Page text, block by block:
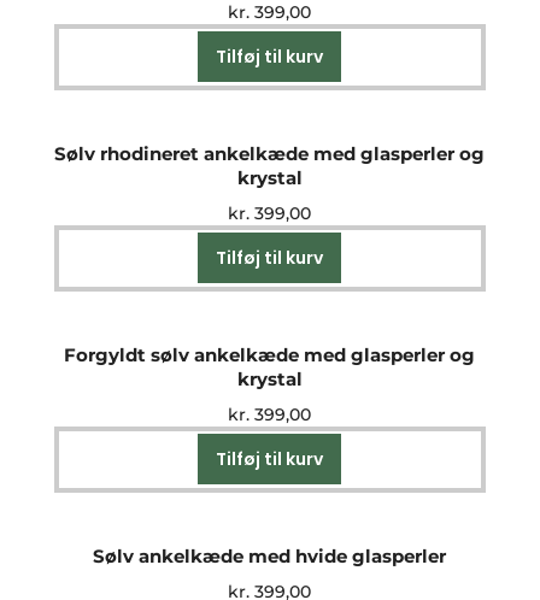
kr. 399,00
Tilføj til kurv
Sølv rhodineret ankelkæde med glasperler og
krystal
kr. 399,00
Tilføj til kurv
Forgyldt sølv ankelkæde med glasperler og
krystal
kr. 399,00
Tilføj til kurv
Sølv ankelkæde med hvide glasperler
kr. 399,00